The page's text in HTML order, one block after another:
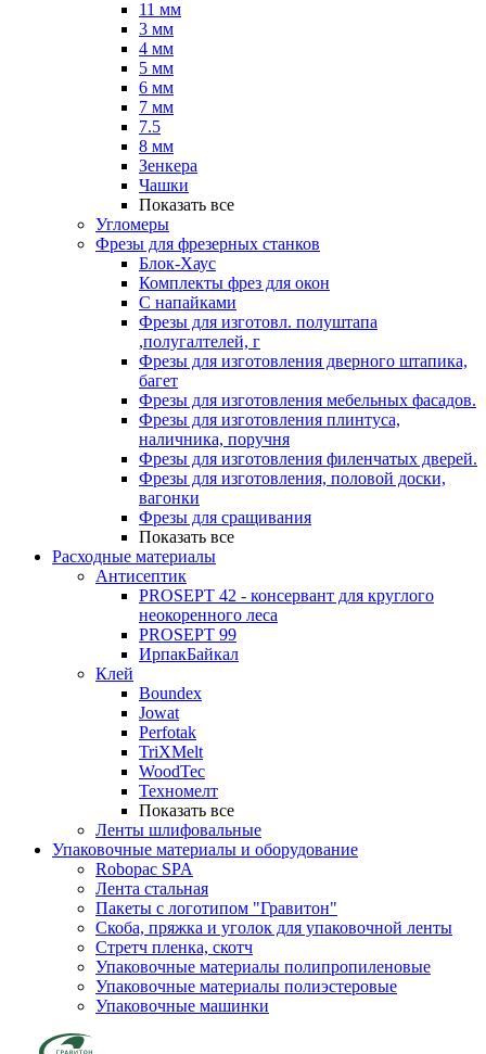
11 мм
3 мм
4 мм
5 мм
6 мм
7 мм
7.5
8 мм
Зенкера
Чашки
Показать все
Угломеры
Фрезы для фрезерных станков
Блок-Хаус
Комплекты фрез для окон
С напайками
Фрезы для изготовл. полуштапа
,полугалтелей, г
Фрезы для изготовления дверного штапика,
багет
Фрезы для изготовления мебельных фасадов.
Фрезы для изготовления плинтуса,
наличника, поручня
Фрезы для изготовления филенчатых дверей.
Фрезы для изготовления, половой доски,
вагонки
Фрезы для сращивания
Показать все
Расходные материалы
Антисептик
PROSEPT 42 - консервант для круглого
неокоренного леса
PROSEPT 99
ИрпакБайкал
Клей
Boundex
Jowat
Perfotak
TriXMelt
WoodTec
Техномелт
Показать все
Ленты шлифовальные
Упаковочные материалы и оборудование
Robopac SPA
Лента стальная
Пакеты с логотипом "Гравитон"
Скоба, пряжка и уголок для упаковочной ленты
Стретч пленка, скотч
Упаковочные материалы полипропиленовые
Упаковочные материалы полиэстеровые
Упаковочные машинки